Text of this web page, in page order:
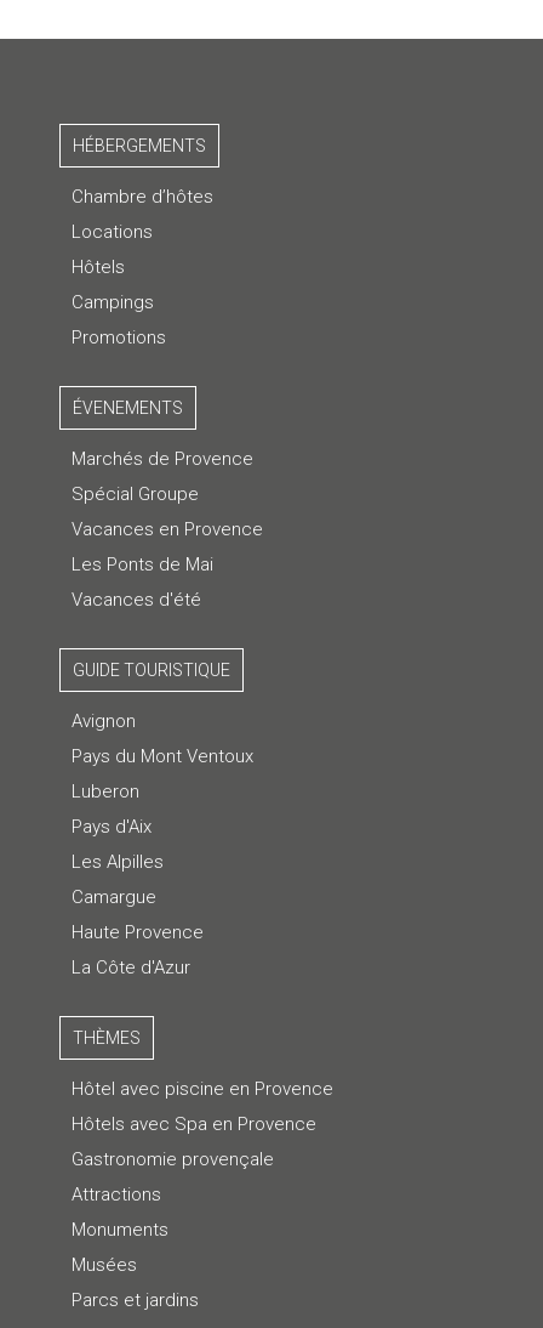
HÉBERGEMENTS
Chambre d’hôtes
Locations
Hôtels
Campings
Promotions
ÉVENEMENTS
Marchés de Provence
Spécial Groupe
Vacances en Provence
Les Ponts de Mai
Vacances d'été
GUIDE TOURISTIQUE
Avignon
Pays du Mont Ventoux
Luberon
Pays d'Aix
Les Alpilles
Camargue
Haute Provence
La Côte d'Azur
THÈMES
Hôtel avec piscine en Provence
Hôtels avec Spa en Provence
Gastronomie provençale
Attractions
Monuments
Musées
Parcs et jardins